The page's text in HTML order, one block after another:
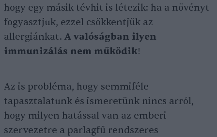
hogy egy másik tévhit is létezik: ha a növényt
fogyasztjuk, ezzel csökkentjük az
allergiánkat. A valóságban ilyen
immunizálás nem működik!
Az is probléma, hogy semmiféle
tapasztalatunk és ismeretünk nincs arról,
hogy milyen hatással van az emberi
szervezetre a parlagfű rendszeres